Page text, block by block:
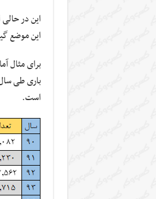
این در
این موضع
برای مثال
است.